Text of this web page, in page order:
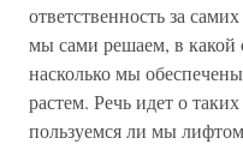
ответственность за
мы сами решаем, в
насколько мы
растем. Речь идет о
пользуемся ли мы